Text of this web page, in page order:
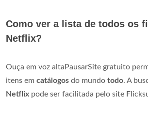
Como ver a lista de todos os
Netflix?
Ouça em voz altaPausarSite gratuito
itens em catálogos do mundo todo. A
Netflix pode ser facilitada pelo site